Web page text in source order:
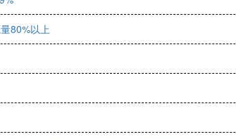
80%以上